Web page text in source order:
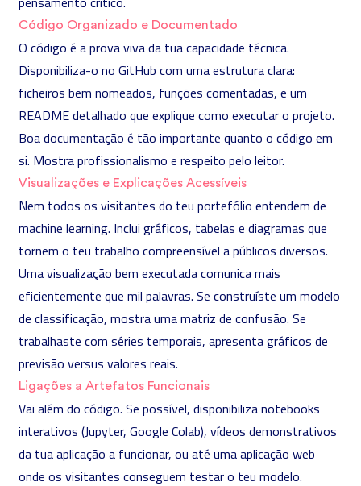
Código Organizado e Documentado
O código é a prova viva da tua capacidade técnica.
Disponibiliza-o no GitHub com uma estrutura clara:
ficheiros bem nomeados, funções comentadas, e um
README detalhado que explique como executar o projeto.
Boa documentação é tão importante quanto o código em
si. Mostra profissionalismo e respeito pelo leitor.
Visualizações e Explicações Acessíveis
Nem todos os visitantes do teu portefólio entendem de
machine learning. Inclui gráficos, tabelas e diagramas que
tornem o teu trabalho compreensível a públicos diversos.
Uma visualização bem executada comunica mais
eficientemente que mil palavras. Se construíste um modelo
de classificação, mostra uma matriz de confusão. Se
trabalhaste com séries temporais, apresenta gráficos de
previsão versus valores reais.
Ligações a Artefatos Funcionais
Vai além do código. Se possível, disponibiliza notebooks
interativos (Jupyter, Google Colab), vídeos demonstrativos
da tua aplicação a funcionar, ou até uma aplicação web
onde os visitantes conseguem testar o teu modelo.